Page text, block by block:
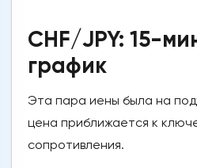
CHF/JPY: 15-
график
Эта пара иены была на
цена приближается к
сопротивления.